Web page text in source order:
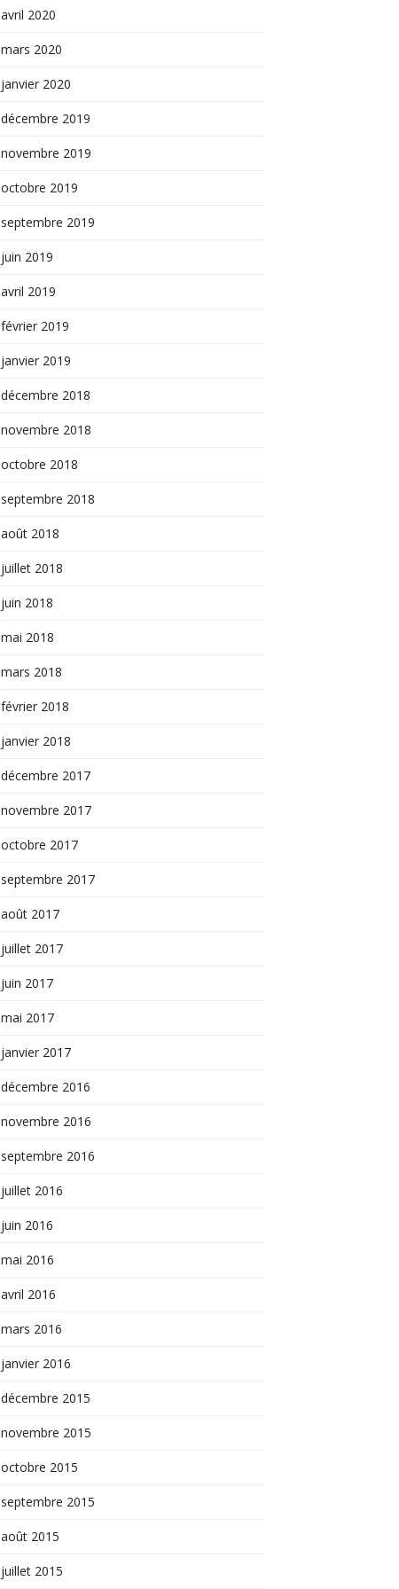
avril 2020
mars 2020
janvier 2020
décembre 2019
novembre 2019
octobre 2019
septembre 2019
juin 2019
avril 2019
février 2019
janvier 2019
décembre 2018
novembre 2018
octobre 2018
septembre 2018
août 2018
juillet 2018
juin 2018
mai 2018
mars 2018
février 2018
janvier 2018
décembre 2017
novembre 2017
octobre 2017
septembre 2017
août 2017
juillet 2017
juin 2017
mai 2017
janvier 2017
décembre 2016
novembre 2016
septembre 2016
juillet 2016
juin 2016
mai 2016
avril 2016
mars 2016
janvier 2016
décembre 2015
novembre 2015
octobre 2015
septembre 2015
août 2015
juillet 2015